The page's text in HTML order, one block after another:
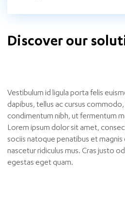
Discover our
Vestibulum id ligula porta felis
dapibus, tellus ac cursus
condimentum nibh, ut fermentum
Lorem ipsum dolor sit amet,
sociis natoque penatibus et
nascetur ridiculus mus. Cras justo
egestas eget quam.